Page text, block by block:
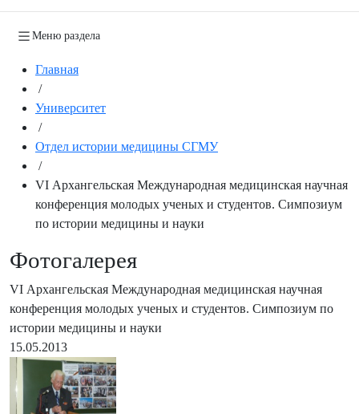
Меню раздела
Главная
/
Университет
/
Отдел истории медицины СГМУ
/
VI Архангельская Международная медицинская научная
конференция молодых ученых и студентов. Симпозиум
по истории медицины и науки
Фотогалерея
VI Архангельская Международная медицинская научная
конференция молодых ученых и студентов. Симпозиум по
истории медицины и науки
15.05.2013